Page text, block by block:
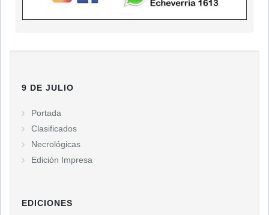
9 DE JULIO
Portada
Clasificados
Necrológicas
Edición Impresa
EDICIONES